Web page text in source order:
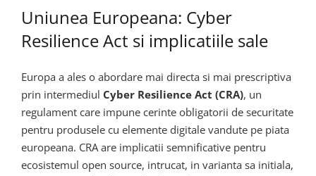
Uniunea Europeana: Cyber
Resilience Act si implicatiile sale
Europa a ales o abordare mai directa si mai prescriptiva
prin intermediul Cyber Resilience Act (CRA), un
regulament care impune cerinte obligatorii de securitate
pentru produsele cu elemente digitale vandute pe piata
europeana. CRA are implicatii semnificative pentru
ecosistemul open source, intrucat, in varianta sa initiala,